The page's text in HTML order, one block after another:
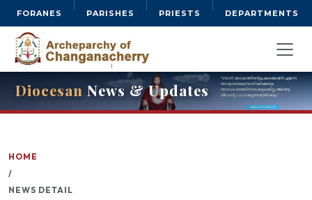
FORANES PARISHES PRIESTS DEPARTMENTS
Diocesan News & Updates
HOME
/
NEWS DETAIL